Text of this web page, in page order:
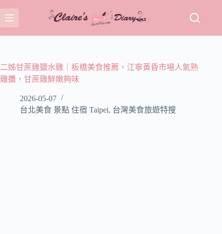
至
主
容
二姊甘蔗雞鹽水雞｜板橋美食推薦，江寧黃昏市場人氣熟
雞攤，甘蔗雞鮮嫩夠味
2026-05-07
台北美食 景點 住宿 Taipei, 台灣美食旅遊特搜